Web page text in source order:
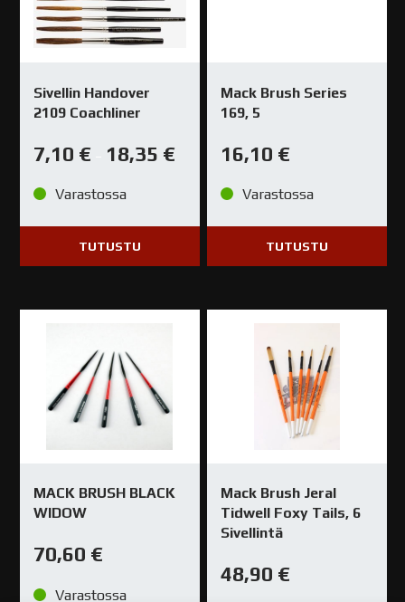
Sivellin Handover
2109 Coachliner
7,10 € 18,35 €
Varastossa
TUTUSTU
Mack Brush Series
169, 5
16,10 €
Varastossa
TUTUSTU
MACK BRUSH BLACK
WIDOW
70,60 €
Varastossa
Mack Brush Jeral
Tidwell Foxy Tails, 6
Sivellintä
48,90 €